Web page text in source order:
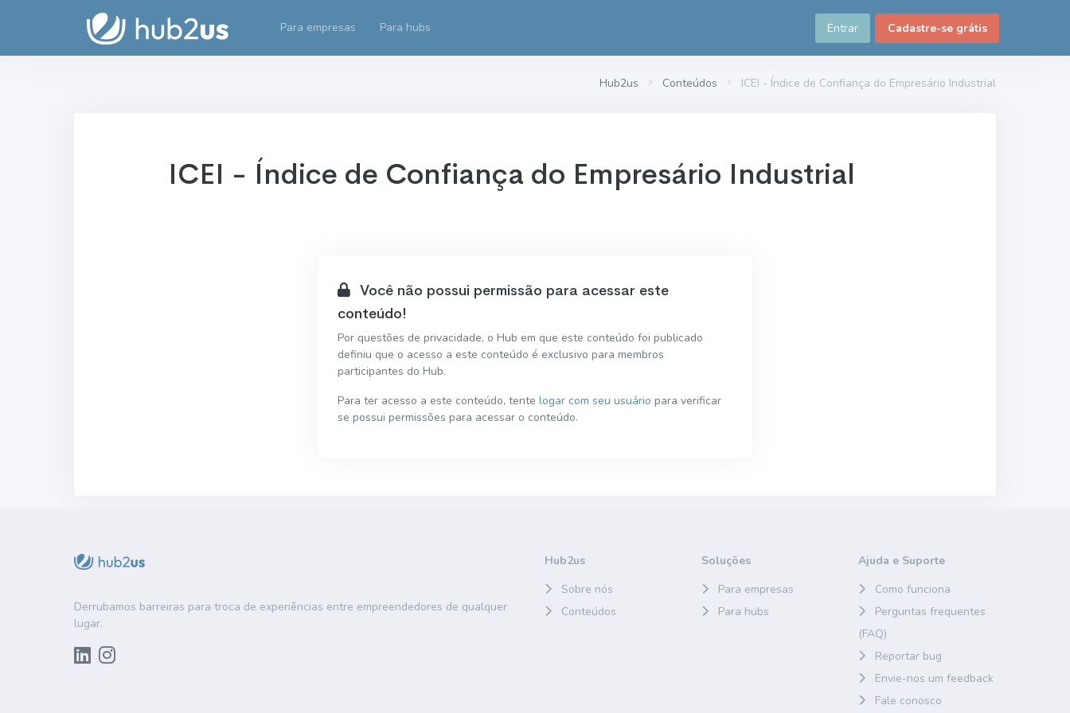
Entrar Cadastre-se grátis
Para empresas Para hubs
Hub2us Conteúdos ICEI - Índice de Confiança do Empresário Industrial
ICEI - Índice de Confiança do Empresário Industrial
Você não possui permissão para acessar este
conteúdo!
Por questões de privacidade, o Hub em que este conteúdo foi publicado
definiu que o acesso a este conteúdo é exclusivo para membros
participantes do Hub.
Para ter acesso a este conteúdo, tentelogar com seu usuário para verificar
se possui permissões para acessar o conteúdo.
Derrubamos barreiras para troca de experiências entre empreendedores de qualquer
lugar.
Hub2us
Sobre nós
Conteúdos
Soluções
Para empresas
Para hubs
Ajuda e Suporte
Como funciona
Perguntas frequentes
(FAQ)
Reportar bug
Envie-nos um feedback
Fale conosco